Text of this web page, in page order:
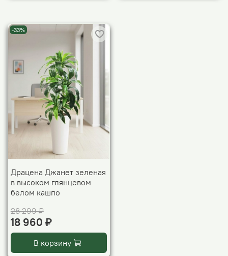
-33%
Драцена Джанет зеленая
в высоком глянцевом
белом кашпо
28 299 ₽
18 960 ₽
В корзину